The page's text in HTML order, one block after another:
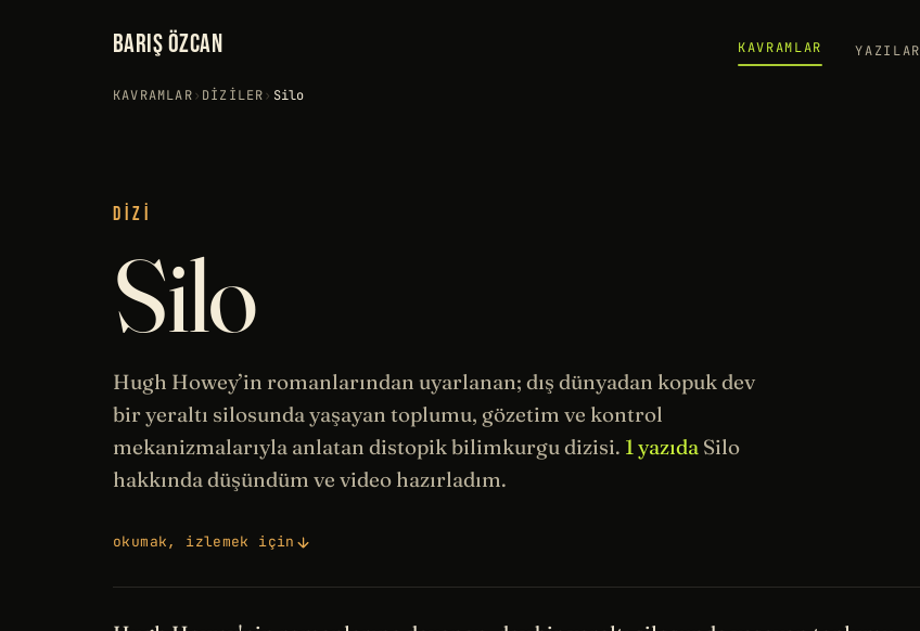
BARIŞ ÖZCAN KAVRAMLAR YAZILAR
KAVRAMLAR› DIZILER› Silo
DIZI
Silo
Hugh Howey’in romanlarından uyarlanan; dış dünyadan kopuk dev
bir yeraltı silosunda yaşayan toplumu, gözetim ve kontrol
mekanizmalarıyla anlatan distopik bilimkurgu dizisi. 1 yazıda Silo
hakkında düşündüm ve video hazırladım.
okumak, izlemek için